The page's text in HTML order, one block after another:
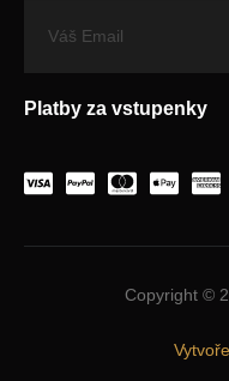
Platby za vstupenky
Copyright ©